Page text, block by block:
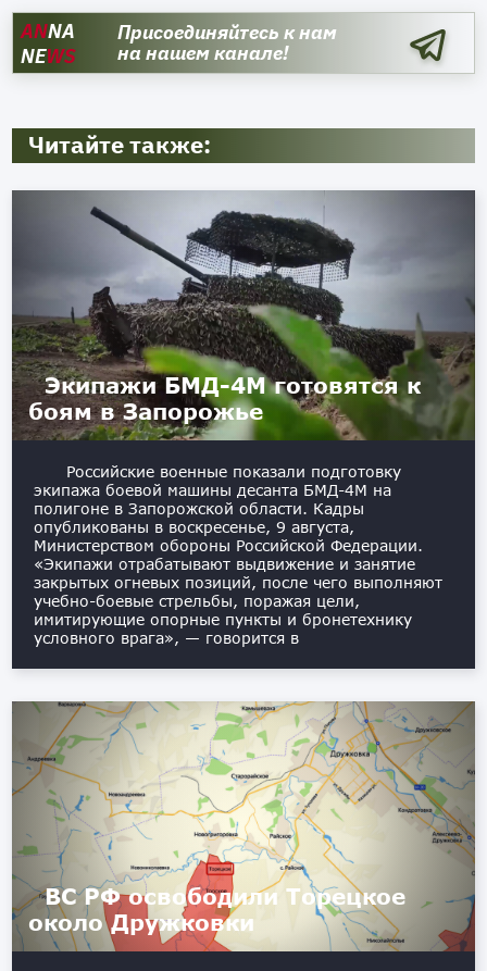
ANNA
NEWS
Присоединяйтесь к нам
на нашем канале!
Читайте также:
Экипажи БМД-4М готовятся к
боям в Запорожье
Российские военные показали подготовку
экипажа боевой машины десанта БМД-4М на
полигоне в Запорожской области. Кадры
опубликованы в воскресенье, 9 августа,
Министерством обороны Российской Федерации.
«Экипажи отрабатывают выдвижение и занятие
закрытых огневых позиций, после чего выполняют
учебно-боевые стрельбы, поражая цели,
имитирующие опорные пункты и бронетехнику
условного врага», — говорится в
ВС РФ освободили Торецкое
около Дружковки